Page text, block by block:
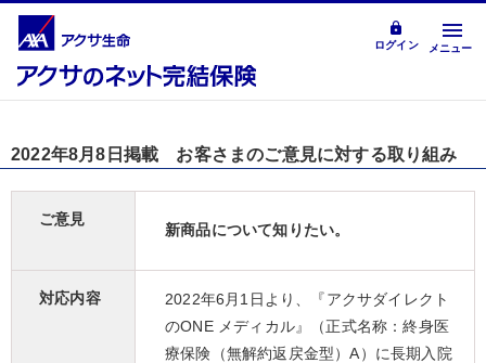
ログイン メニュー
2022年8月8日掲載 お客さまのご意見に対する取り組み
ご意見
新商品について知りたい。
対応内容
2022年6月1日より、『アクサダイレクト
のONE メディカル』（正式名称：終身医
療保険（無解約返戻金型）A）に長期入院